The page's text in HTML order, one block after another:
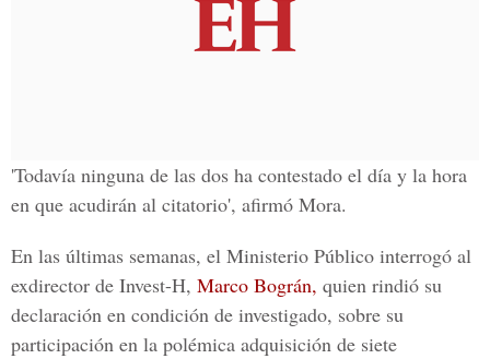
'Todavía ninguna de las dos ha contestado el día y la hora
en que acudirán al citatorio', afirmó Mora.
En las últimas semanas, el Ministerio Público interrogó al
exdirector de Invest-H, Marco Bográn, quien rindió su
declaración en condición de investigado, sobre su
participación en la polémica adquisición de siete